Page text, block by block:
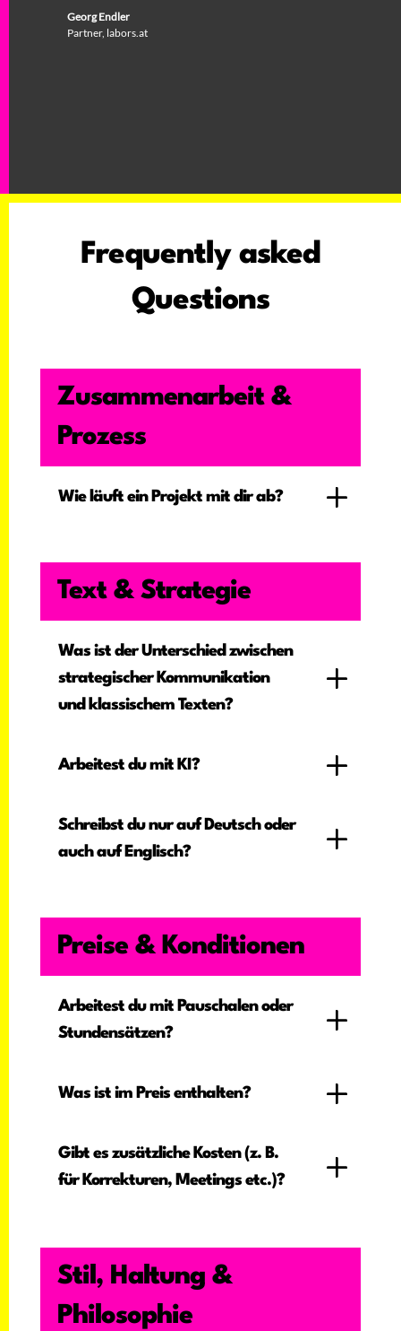
Georg Endler
Partner, labors.at
Frequently asked
Questions
Zusammenarbeit &
Prozess
Wie läuft ein Projekt mit dir ab?
Text & Strategie
Was ist der Unterschied zwischen
strategischer Kommunikation
und klassischem Texten?
Arbeitest du mit KI?
Schreibst du nur auf Deutsch oder
auch auf Englisch?
Preise & Konditionen
Arbeitest du mit Pauschalen oder
Stundensätzen?
Was ist im Preis enthalten?
Gibt es zusätzliche Kosten (z. B.
für Korrekturen, Meetings etc.)?
Stil, Haltung &
Philosophie